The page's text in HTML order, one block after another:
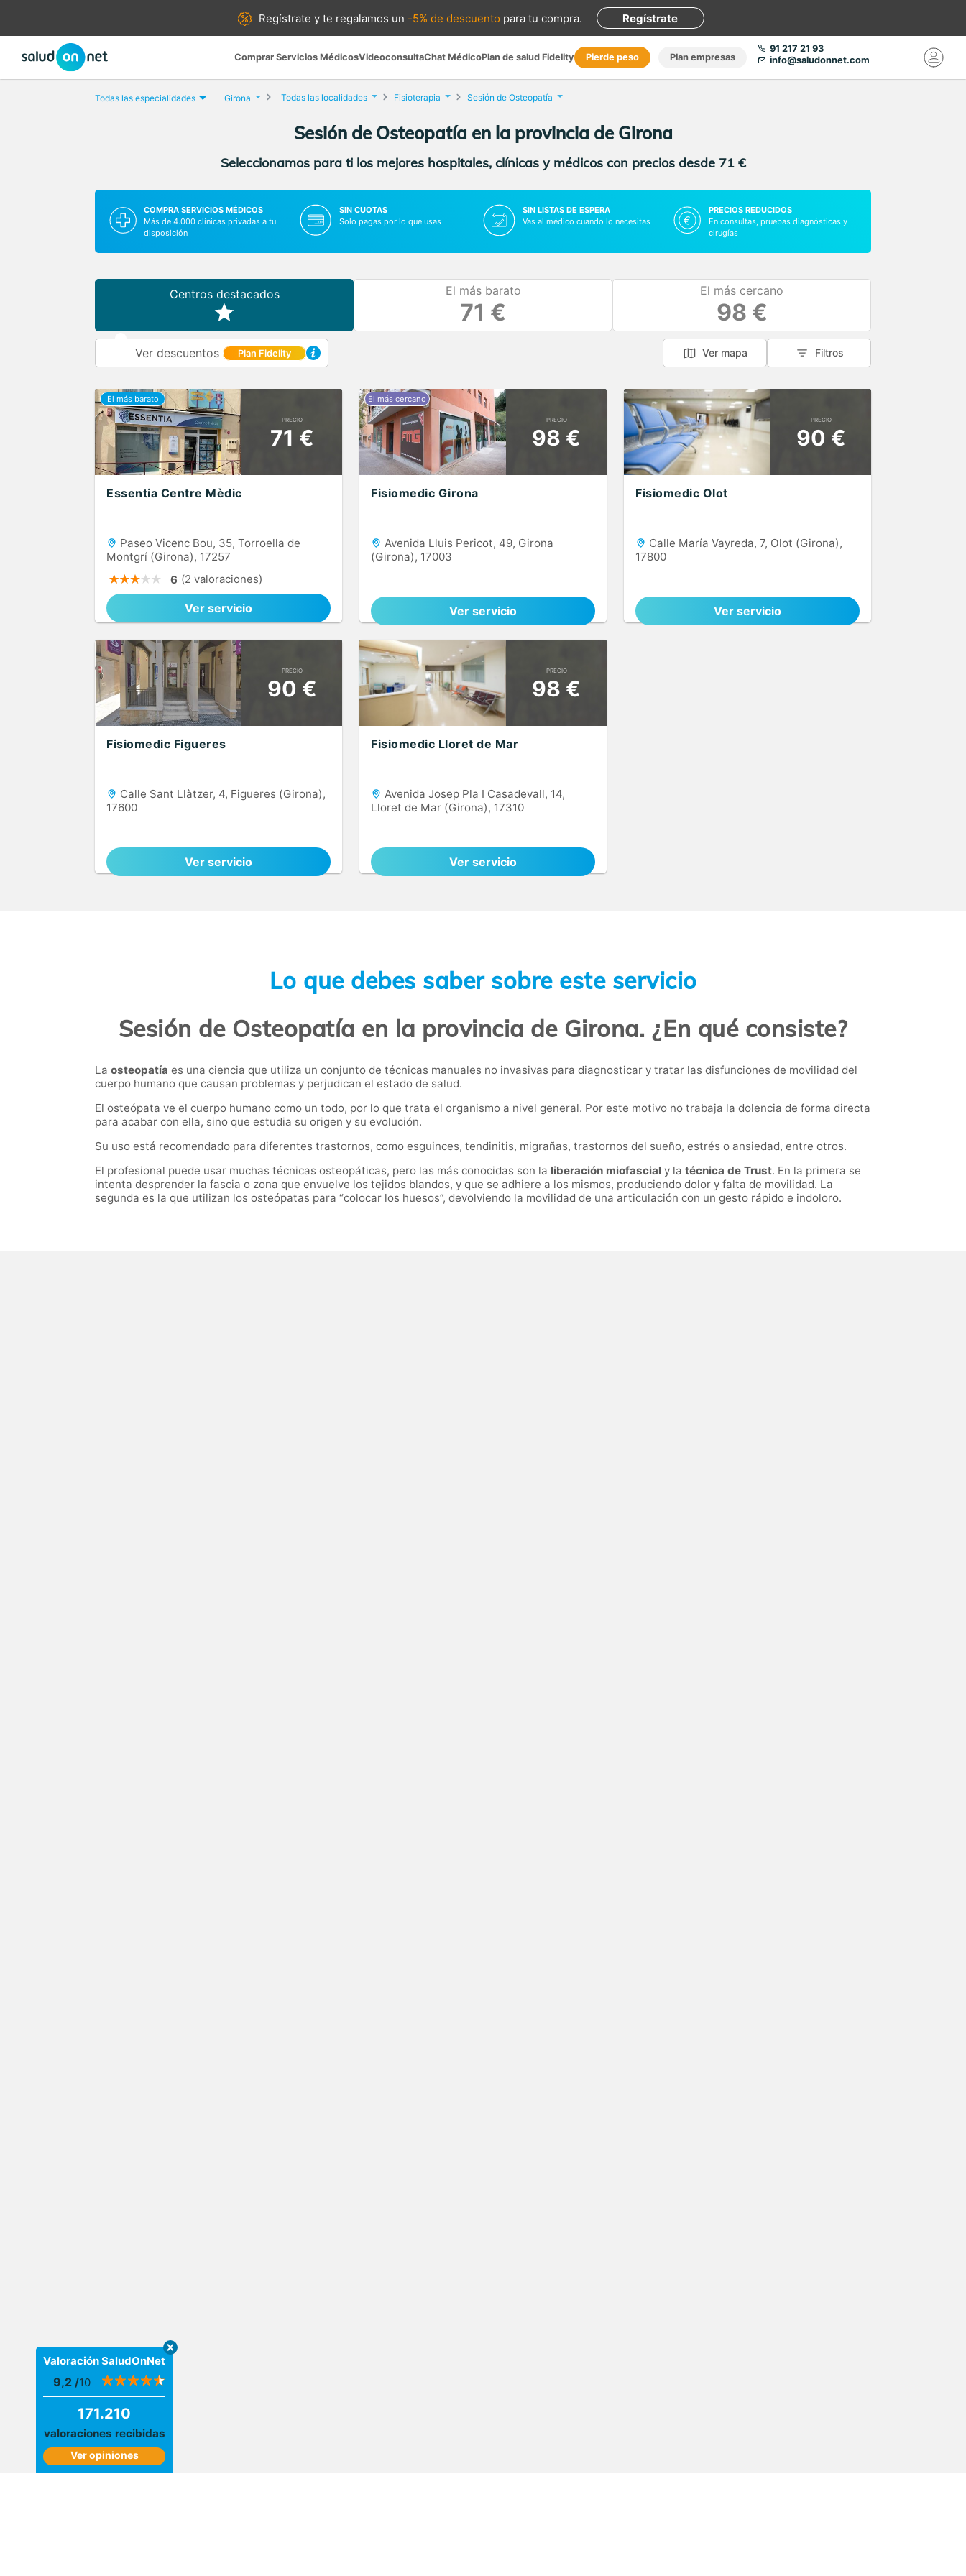
Regístrate yte regalamos un -5% de descuento para tu compra. Regístrate
Comprar Servicios MédicosVideoconsultaChat MédicoPlan de salud Fidelity Pierde peso Plan empresas
91 217 21 93
info@saludonnet.com
Todas las especialidades Girona Todas las localidades Fisioterapia Sesión de Osteopatía
Sesión de Osteopatía en la provincia de Girona
Seleccionamos para ti los mejores hospitales, clínicas y médicos con precios desde 71 €
COMPRA SERVICIOS MÉDICOS
Más de 4.000 clínicas privadas a tu
disposición
SIN CUOTAS
Solo pagas por lo que usas
SIN LISTAS DE ESPERA
Vas al médico cuando lo necesitas
PRECIOS REDUCIDOS
En consultas, pruebas diagnósticas y
cirugías
Centros destacados El más barato
71 €
El más cercano
98 €
Ver descuentos Plan Fidelity Ver mapa Filtros
PRECIO
71 €
Essentia Centre Mèdic
Paseo Vicenc Bou, 35, Torroella de
Montgrí (Girona), 17257
6 (2 valoraciones)
Ver servicio
PRECIO
98 €
Fisiomedic Girona
Avenida Lluis Pericot, 49, Girona
(Girona), 17003
Ver servicio
PRECIO
90 €
Fisiomedic Olot
Calle María Vayreda, 7, Olot (Girona),
17800
Ver servicio
PRECIO
90 €
Fisiomedic Figueres
Calle Sant Llàtzer, 4, Figueres (Girona),
17600
Ver servicio
PRECIO
98 €
Fisiomedic Lloret de Mar
Avenida Josep Pla I Casadevall, 14,
Lloret de Mar (Girona), 17310
Ver servicio
Lo que debes saber sobre este servicio
Sesión de Osteopatía en la provincia de Girona. ¿En qué consiste?
La osteopatía es una ciencia que utiliza un conjunto de técnicas manuales no invasivas para diagnosticar y tratar las disfunciones de movilidad del
cuerpo humano que causan problemas y perjudican el estado de salud.
El osteópata ve el cuerpo humano como un todo, por lo que trata el organismo a nivel general. Por este motivo no trabaja la dolencia de forma directa
para acabar con ella, sino que estudia su origen y su evolución.
Su uso está recomendado para diferentes trastornos, como esguinces, tendinitis, migrañas, trastornos del sueño, estrés o ansiedad, entre otros.
El profesional puede usar muchas técnicas osteopáticas, pero las más conocidas son la liberación miofascial y la técnica de Trust. En la primera se
intenta desprender la fascia o zona que envuelve los tejidos blandos, y que se adhiere a los mismos, produciendo dolor y falta de movilidad. La
segunda es la que utilizan los osteópatas para “colocar los huesos”, devolviendo la movilidad de una articulación con un gesto rápido e indoloro.
Valoración SaludOnNet
9,2 /10
171.210
valoraciones recibidas
Ver opiniones